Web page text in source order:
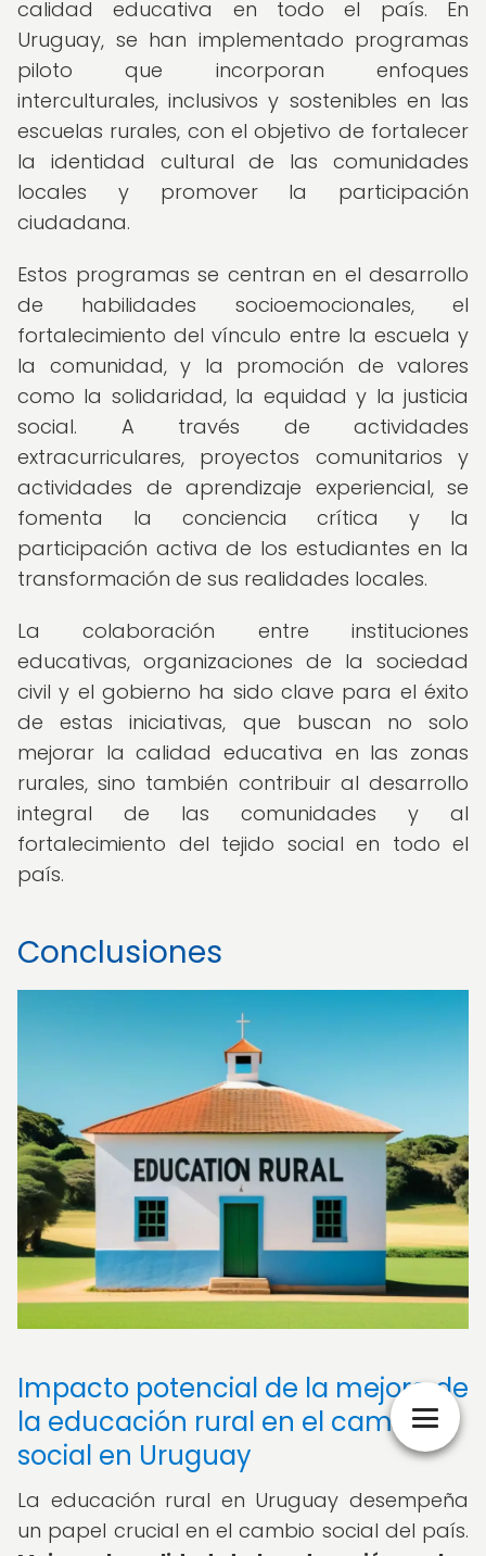
calidad educativa en todo el país. En
Uruguay, se han implementado programas
piloto que incorporan enfoques
interculturales, inclusivos y sostenibles en las
escuelas rurales, con el objetivo de fortalecer
la identidad cultural de las comunidades
locales y promover la participación
ciudadana.
Estos programas se centran en el desarrollo
de habilidades socioemocionales, el
fortalecimiento del vínculo entre la escuela y
la comunidad, y la promoción de valores
como la solidaridad, la equidad y la justicia
social. A través de actividades
extracurriculares, proyectos comunitarios y
actividades de aprendizaje experiencial, se
fomenta la conciencia crítica y la
participación activa de los estudiantes en la
transformación de sus realidades locales.
La colaboración entre instituciones
educativas, organizaciones de la sociedad
civil y el gobierno ha sido clave para el éxito
de estas iniciativas, que buscan no solo
mejorar la calidad educativa en las zonas
rurales, sino también contribuir al desarrollo
integral de las comunidades y al
fortalecimiento del tejido social en todo el
país.
Conclusiones
Impacto potencial de la mejora de
la educación rural en el cambio
social en Uruguay
La educación rural en Uruguay desempeña
un papel crucial en el cambio social del país.